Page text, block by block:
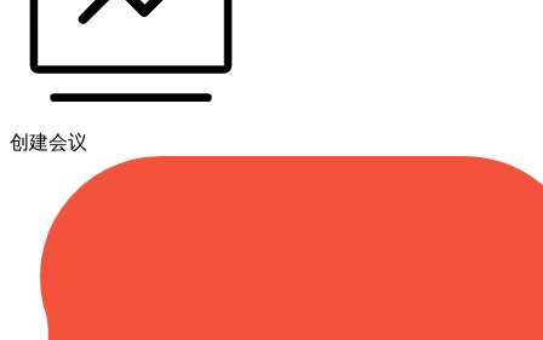
创建会议